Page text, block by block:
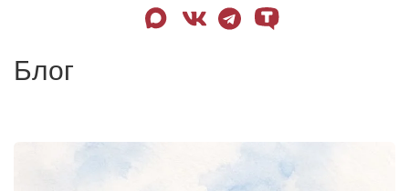
max vk telegramtenchat
Блог